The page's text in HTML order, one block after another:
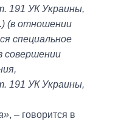
191 УК Украины,
(в отношении
специальное
совершении
191 УК Украины,
, – говорится в